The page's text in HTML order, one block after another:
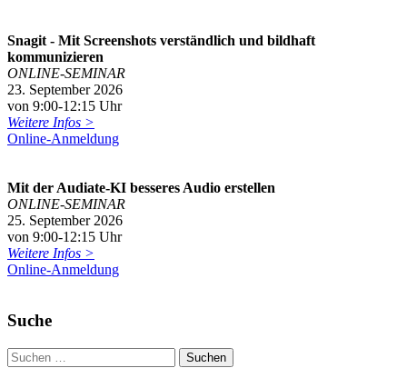
Snagit - Mit Screenshots verständlich und bildhaft
kommunizieren
ONLINE-SEMINAR
23. September 2026
von 9:00-12:15 Uhr
Weitere Infos >
Online-Anmeldung
Mit der Audiate-KI besseres Audio erstellen
ONLINE-SEMINAR
25. September 2026
von 9:00-12:15 Uhr
Weitere Infos >
Online-Anmeldung
Suche